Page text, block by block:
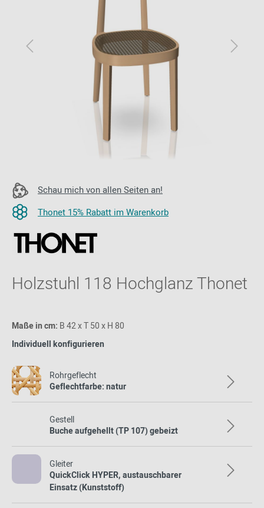
Schau mich von allen Seiten an!
Thonet 15% Rabatt im Warenkorb
Holzstuhl 118 Hochglanz Thonet
Maße in cm: B 42 x T 50 x H 80
Individuell konfigurieren
Rohrgeflecht
Geflechtfarbe: natur
Gestell
Buche aufgehellt (TP 107) gebeizt
Gleiter
QuickClick HYPER, austauschbarer
Einsatz (Kunststoff)